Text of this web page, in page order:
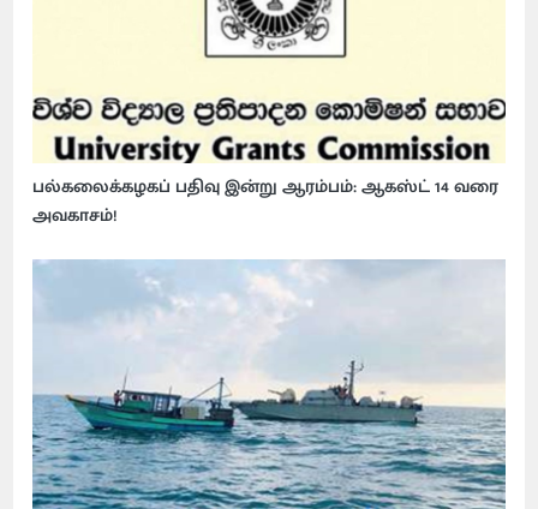
பல்கலைக்கழகப் பதிவு இன்று ஆரம்பம்: ஆகஸ்ட் 14 வரை
அவகாசம்!